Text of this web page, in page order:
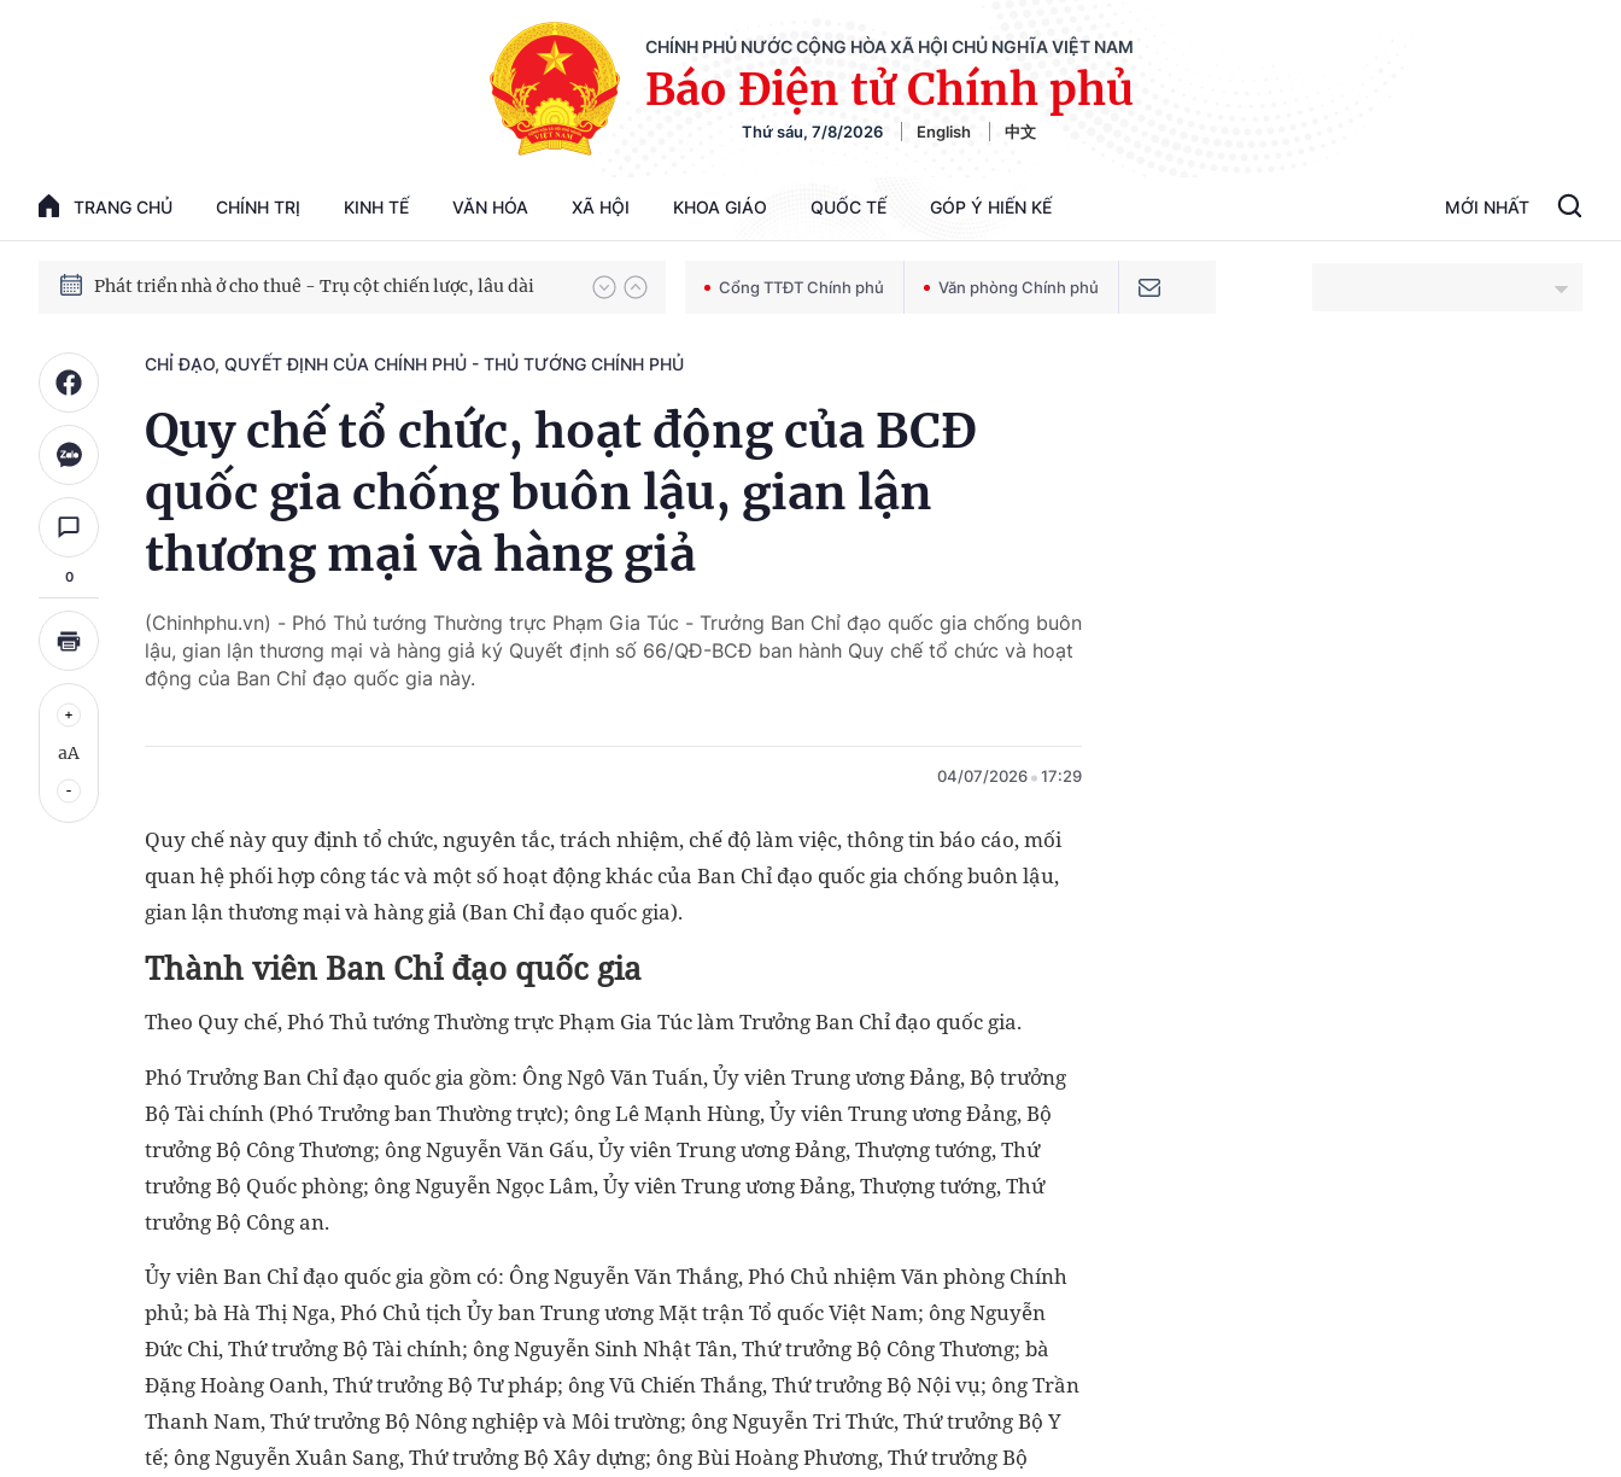
CHÍNH PHỦ NƯỚC CỘNG HÒA XÃ HỘI CHỦ NGHĨA VIỆT NAM
Báo Điện tử Chính phủ
Thứ sáu, 7/8/2026 English 中文
TRANG CHỦ CHÍNH TRỊ KINH TẾ VĂN HÓA XÃ HỘI KHOA GIÁO QUỐC TẾ GÓP Ý HIẾN KẾ MỚI NHẤT
Phát triển kinh tế nhà nước trong kỷ nguyên mới
Chiến dịch 500 ngày đêm tìm kiếm, quy tập và xác định danh tính hài cốt liệt sĩ
Bảo vệ nền tảng tư tưởng của Đảng trong kỷ nguyên phát triển mới
Phát triển nhà ở cho thuê - Trụ cột chiến lược, lâu dài Cổng TTĐT Chính phủ Văn phòng Chính phủ
0
aA
CHỈ ĐẠO, QUYẾT ĐỊNH CỦA CHÍNH PHỦ - THỦ TƯỚNG CHÍNH PHỦ
Quy chế tổ chức, hoạt động của BCĐ
quốc gia chống buôn lậu, gian lận
thương mại và hàng giả
(Chinhphu.vn) - Phó Thủ tướng Thường trực Phạm Gia Túc - Trưởng Ban Chỉ đạo quốc gia chống buôn
lậu, gian lận thương mại và hàng giả ký Quyết định số 66/QĐ-BCĐ ban hành Quy chế tổ chức và hoạt
động của Ban Chỉ đạo quốc gia này.
04/07/2026 17:29
Quy chế này quy định tổ chức, nguyên tắc, trách nhiệm, chế độ làm việc, thông tin báo cáo, mối
quan hệ phối hợp công tác và một số hoạt động khác của Ban Chỉ đạo quốc gia chống buôn lậu,
gian lận thương mại và hàng giả (Ban Chỉ đạo quốc gia).
Thành viên Ban Chỉ đạo quốc gia
Theo Quy chế, Phó Thủ tướng Thường trực Phạm Gia Túc làm Trưởng Ban Chỉ đạo quốc gia.
Phó Trưởng Ban Chỉ đạo quốc gia gồm: Ông Ngô Văn Tuấn, Ủy viên Trung ương Đảng, Bộ trưởng
Bộ Tài chính (Phó Trưởng ban Thường trực); ông Lê Mạnh Hùng, Ủy viên Trung ương Đảng, Bộ
trưởng Bộ Công Thương; ông Nguyễn Văn Gấu, Ủy viên Trung ương Đảng, Thượng tướng, Thứ
trưởng Bộ Quốc phòng; ông Nguyễn Ngọc Lâm, Ủy viên Trung ương Đảng, Thượng tướng, Thứ
trưởng Bộ Công an.
Ủy viên Ban Chỉ đạo quốc gia gồm có: Ông Nguyễn Văn Thắng, Phó Chủ nhiệm Văn phòng Chính
phủ; bà Hà Thị Nga, Phó Chủ tịch Ủy ban Trung ương Mặt trận Tổ quốc Việt Nam; ông Nguyễn
Đức Chi, Thứ trưởng Bộ Tài chính; ông Nguyễn Sinh Nhật Tân, Thứ trưởng Bộ Công Thương; bà
Đặng Hoàng Oanh, Thứ trưởng Bộ Tư pháp; ông Vũ Chiến Thắng, Thứ trưởng Bộ Nội vụ; ông Trần
Thanh Nam, Thứ trưởng Bộ Nông nghiệp và Môi trường; ông Nguyễn Tri Thức, Thứ trưởng Bộ Y
tế; ông Nguyễn Xuân Sang, Thứ trưởng Bộ Xây dựng; ông Bùi Hoàng Phương, Thứ trưởng Bộ